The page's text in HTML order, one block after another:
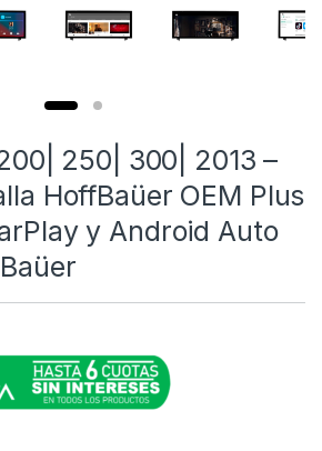
250| 300| 2013 –
HoffBaüer OEM Plus
y Android Auto